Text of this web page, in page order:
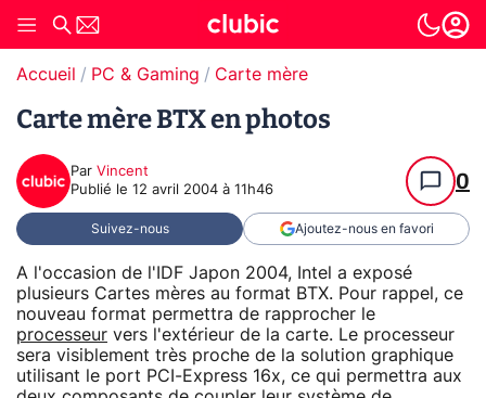
Accueil PC & Gaming Carte mère
Carte mère BTX en photos
Par Vincent
Publié le 12 avril 2004 à 11h46 0
Suivez-nous Ajoutez-nous en favori
A l'occasion de l'IDF Japon 2004, Intel a exposé
plusieurs Cartes mères au format BTX. Pour rappel, ce
nouveau format permettra de rapprocher le
processeur vers l'extérieur de la carte. Le processeur
sera visiblement très proche de la solution graphique
utilisant le port PCI-Express 16x, ce qui permettra aux